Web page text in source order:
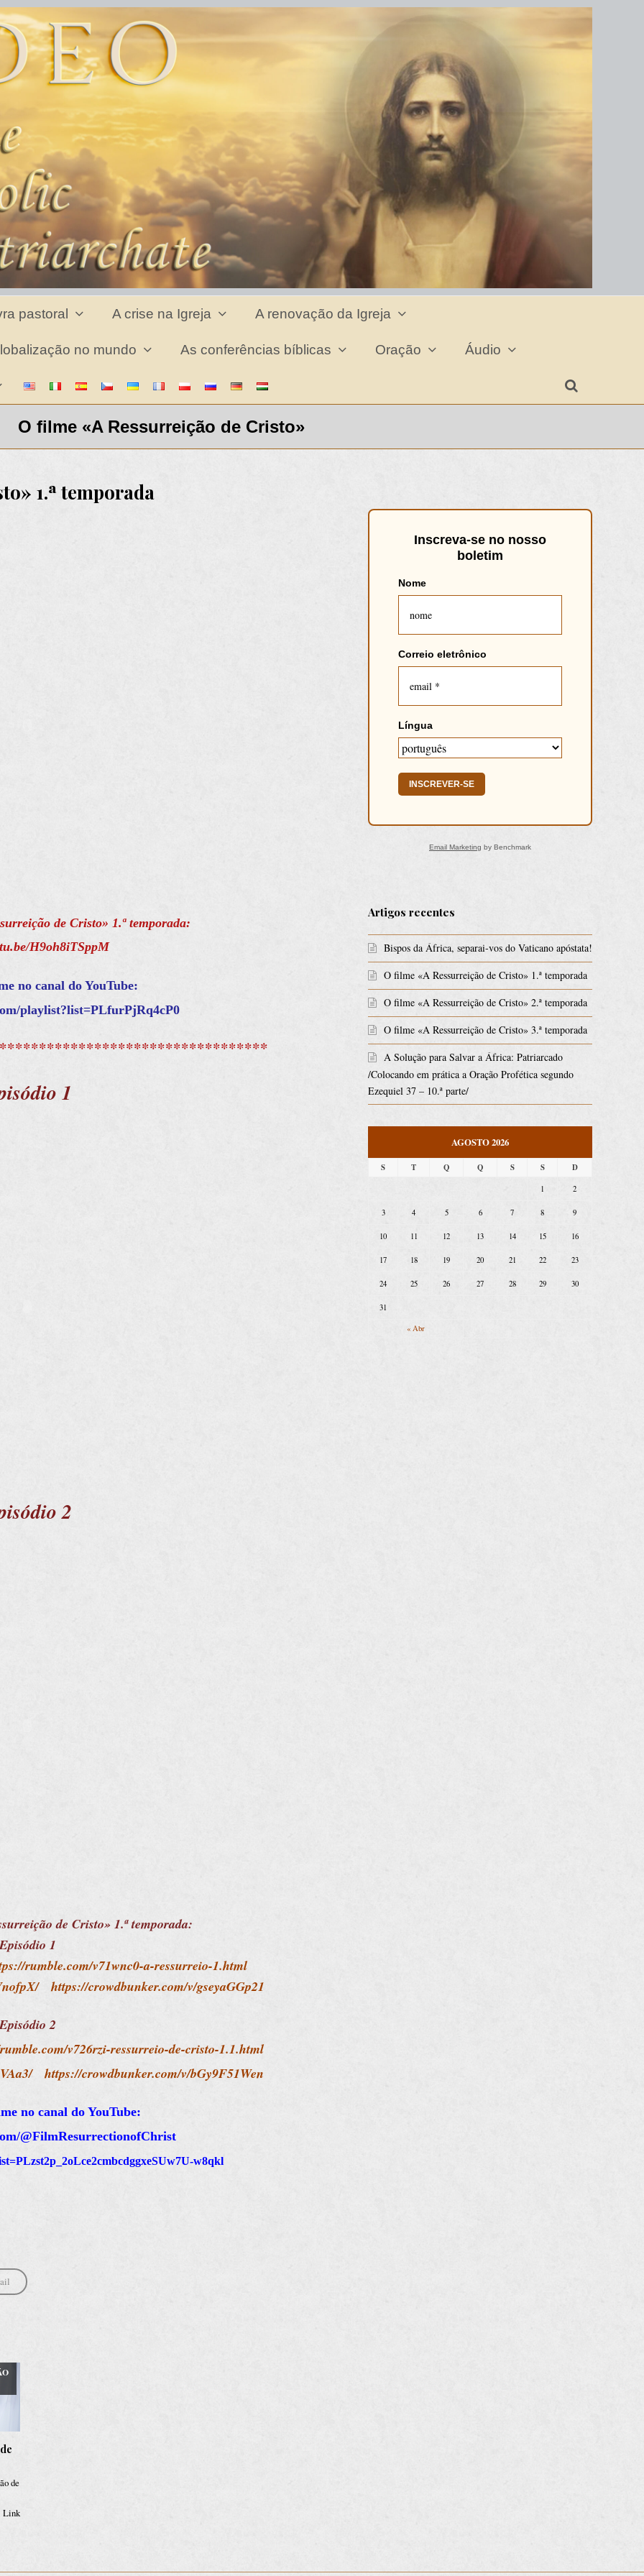
pastoral A crise na Igreja A renovação da Igreja
no mundo As conferências bíblicas Oração Áudio
O filme «A Ressurreição de Cristo»
1.ª temporada
de Cristo» 1.ª temporada:
H9oh8iTSppM
no canal do YouTube:
playlist?list=PLfurPjRq4cP0
1
2
de Cristo» 1.ª temporada:
1
rumble.com/v71wnc0-a-ressurreio-1.html
https://crowdbunker.com/v/gseyaGGp21
2
v726rzi-ressurreio-de-cristo-1.1.html
https://crowdbunker.com/v/bGy9F51Wen
no canal do YouTube:
@FilmResurrectionofChrist
w8qkl
de
Link
Inscreva-se no nosso
boletim
Nome
Correio eletrônico
Língua
INSCREVER-SE
Email Marketing by Benchmark
Artigos recentes
Bispos da África, separai-vos do Vaticano apóstata!
O filme «A Ressurreição de Cristo» 1.ª temporada
O filme «A Ressurreição de Cristo» 2.ª temporada
O filme «A Ressurreição de Cristo» 3.ª temporada
A Solução para Salvar a África: Patriarcado
/Colocando em prática a Oração Profética segundo
Ezequiel 37 – 10.ª parte/
AGOSTO 2026
S T Q Q S S D
« Abr
1 2
3 4 5 6 7 8 9
10 11 12 13 14 15 16
17 18 19 20 21 22 23
24 25 26 27 28 29 30
31